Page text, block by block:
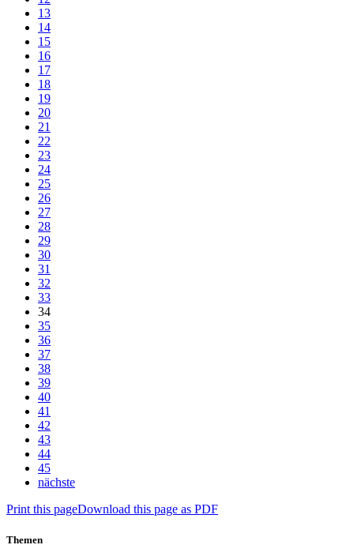
13
14
15
16
17
18
19
20
21
22
23
24
25
26
27
28
29
30
31
32
33
34
35
36
37
38
39
40
41
42
43
44
45
nächste
Print this pageDownload this page as PDF
Themen